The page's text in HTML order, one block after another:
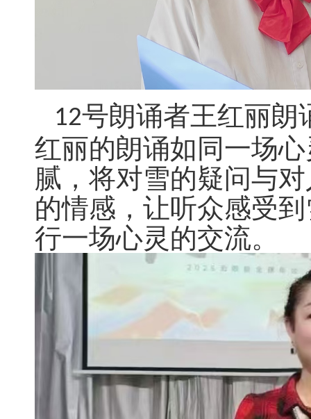
12号朗诵者王红丽朗
红丽的朗诵如同一场
腻，将对雪的疑问与
的情感，让听众感受
行一场心灵的交流。